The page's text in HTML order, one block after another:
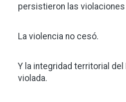
persistieron las
La violencia no cesó.
Y la integridad territorial
violada.